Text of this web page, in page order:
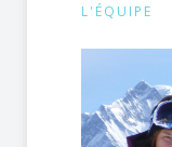
L'ÉQUIPE